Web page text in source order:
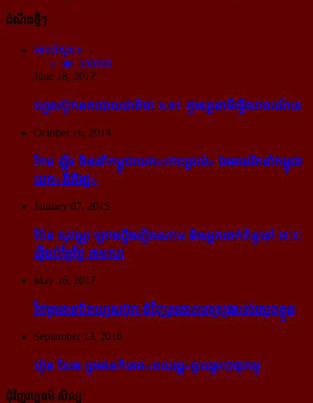
ដំណឹងថ្មីៗ
អានពិស្ដារ
300888
June 18, 2017
ហ្វេសប៊ុក​នគរបាល​ជាតិ​ថា K01 គ្មាន​តួនាទី​ធ្វើ​ចរាចរណ៍​ទេ
October 16, 2014
កែម ឡី៖ ចិន​នាំ​កម្ពុជា​យក​«កោះ​ត្រល់» ឯ​អាមេរិក​នាំ​កម្ពុជា​
យក​«នីតិរដ្ឋ»
January 07, 2015
ប៉ែន សុវណ្ណ គ្រោង​ប្តឹង​វៀតណាម និង​អ្នក​ពាក់​ព័ន្ធ​ទៅ ICC
រឿង​បំភ្លៃ​ថ្ងៃ ៧​មករា
May 16, 2017
ថៃ​ព្រមាន​បិត​ហ្វេសប៊ុក ជុំ​វិញ​រូបភាព​អាស្រូវ​របស់​ស្ដេច​ខ្លួន
September 13, 2016
ហ៊ុន សែន ព្រមាន​កំទេច​«ពលរដ្ឋ»​ចូលរួម​បាតុកម្ម
ជុំវិញវប្បធម៌ សិល្បៈ